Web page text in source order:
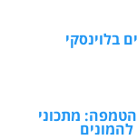
בלוינסקי
מתכוני